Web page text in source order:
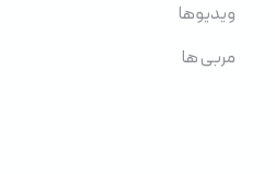
ویدیوها
مربی ها